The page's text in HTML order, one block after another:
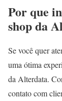
Por que
shop da
Se você quer
uma ótima
da Alterdata.
contato com